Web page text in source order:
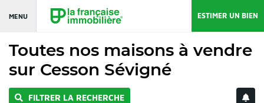
MENU ESTIMER UN BIEN
Toutes nos maisons à vendre
sur Cesson Sévigné
FILTRER LA RECHERCHE